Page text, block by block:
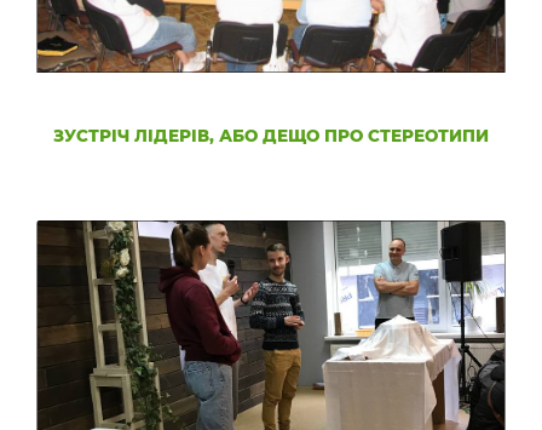
ЗУСТРІЧ ЛІДЕРІВ, АБО ДЕЩО ПРО СТЕРЕОТИПИ